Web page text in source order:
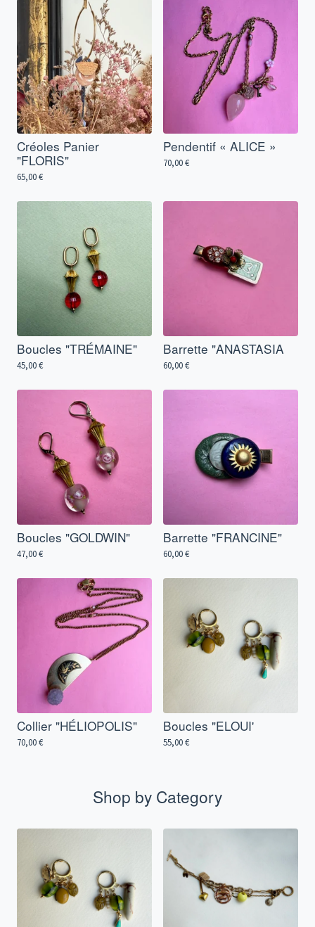
Créoles Panier
"FLORIS"
65,00€
Pendentif « ALICE »
70,00€
Boucles "TRÉMAINE"
45,00€
Barrette "ANASTASIA
60,00€
Boucles "GOLDWIN"
47,00€
Barrette "FRANCINE"
60,00€
Collier "HÉLIOPOLIS"
70,00€
Boucles "ELOUI'
55,00€
Shop by Category